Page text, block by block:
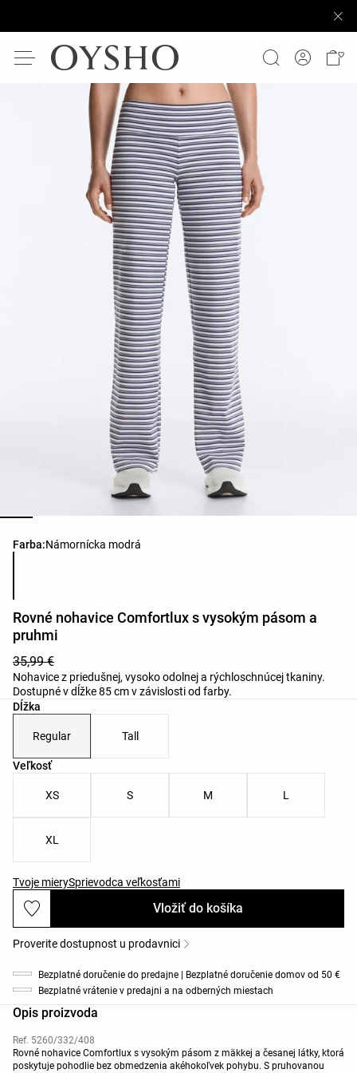
Farba:Námornícka modrá
Zoznam farieb produktu
Rovné nohavice Comfortlux s vysokým pásom a
pruhmi
35,99 €
Nohavice z priedušnej, vysoko odolnej a rýchloschnúcej tkaniny.
Dostupné v dĺžke 85 cm v závislosti od farby.
Dĺžka
Regular Tall
Veľkosť
Zoznam veľkostí produktu
XS S M L
XL
Tvoje mierySprievodca veľkosťami
Vložiť do košíka
Proverite dostupnost u prodavnici
Bezplatné doručenie do predajne | Bezplatné doručenie domov od 50 €
Bezplatné vrátenie v predajni a na odberných miestach
Opis proizvoda
Ref. 5260/332/408
Rovné nohavice Comfortlux s vysokým pásom z mäkkej a česanej látky, ktorá
poskytuje pohodlie bez obmedzenia akéhokoľvek pohybu. S pruhovanou